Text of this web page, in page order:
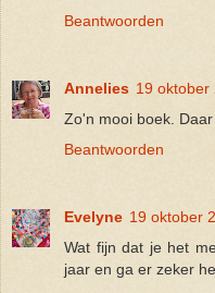
Beantwoorden
Annelies 19 oktober
Zo'n mooi boek.
Beantwoorden
Evelyne 19 oktober
Wat fijn dat je het
jaar en ga er zeker